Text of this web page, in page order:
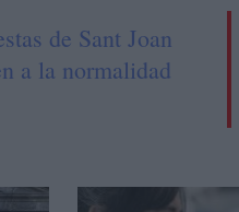
de Sant Joan
a la normalidad